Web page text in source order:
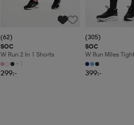
(62)
SOC
W Run 2 In 1 Shorts
+1
299:-
(305)
SOC
W Run Miles
399:-